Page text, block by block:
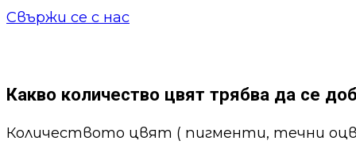
Свържи се с нас
Какво количество цвят трябва да се
Количеството цвят ( пигменти, течни